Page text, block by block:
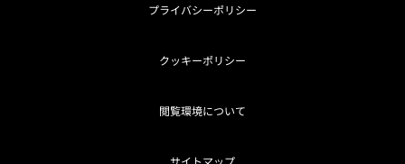
プライバシーポリシー
クッキーポリシー
閲覧環境について